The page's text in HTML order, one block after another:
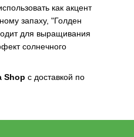
как акцент
запаху, "Голден
для выращивания
солнечного
Shop с доставкой по